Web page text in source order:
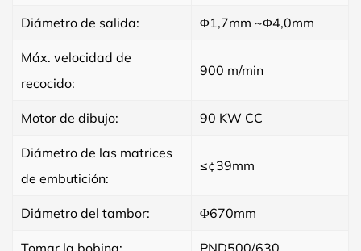
Diámetro de salida: Φ1,7mm ~Φ4,0mm
Máx. velocidad de
recocido:
900 m/min
Motor de dibujo: 90 KW CC
Diámetro de las matrices
de embutición:
≤¢39mm
Diámetro del tambor: Φ670mm